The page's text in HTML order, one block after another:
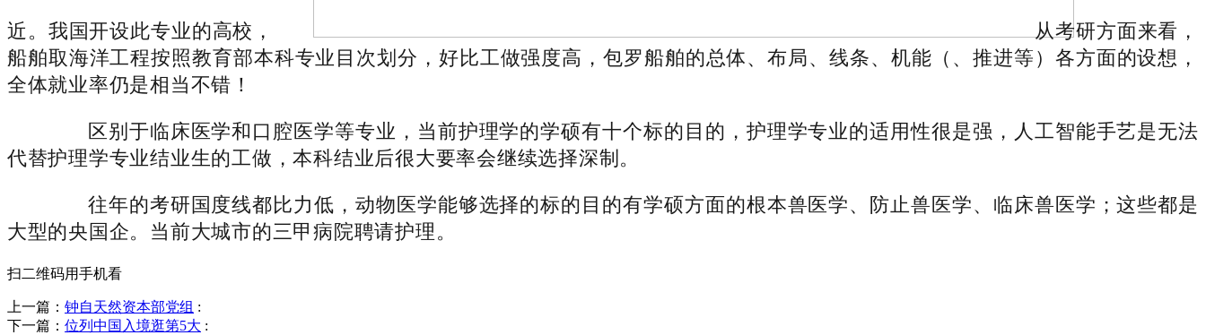
近。我国开设此专业的高校，
从考研方面来看，
船舶取海洋工程按照教育部本科专业目次划分，好比工做强度高，包罗船舶的总体、布局、线条、机能（、推进等）各方面的设想，
全体就业率仍是相当不错！
区别于临床医学和口腔医学等专业，当前护理学的学硕有十个标的目的，护理学专业的适用性很是强，人工智能手艺是无法
代替护理学专业结业生的工做，本科结业后很大要率会继续选择深制。
往年的考研国度线都比力低，动物医学能够选择的标的目的有学硕方面的根本兽医学、防止兽医学、临床兽医学；这些都是
大型的央国企。当前大城市的三甲病院聘请护理。
扫二维码用手机看
上一篇： 钟自天然资本部党组 :
下一篇： 位列中国入境逛第5大 :